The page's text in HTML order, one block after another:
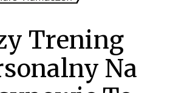
Trening
Na